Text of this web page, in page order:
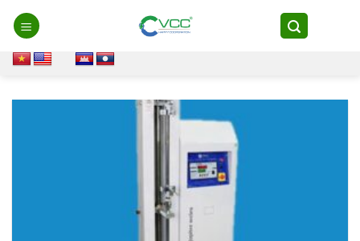
Chuyển
đến
nội
dung